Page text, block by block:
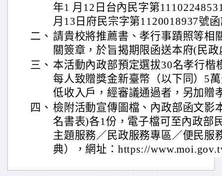
年1 月12日台內民字第
月13日府民宗字第1120018937號
二、 請貴校將推薦書、孝行事蹟照等相
關簽章，於旨揭期限函送本府(民
三、 本活動內政部預定選拔30名孝行楷
每人致贈獎金新臺幣（以下同）5
低收入戶，經審議通過者，另加贈
四、 檢附活動宣傳圖檔、內政部函文影
名書表)各1份，電子檔可至內政部
主題服務／民政服務專區／便民服
典），網址：https://